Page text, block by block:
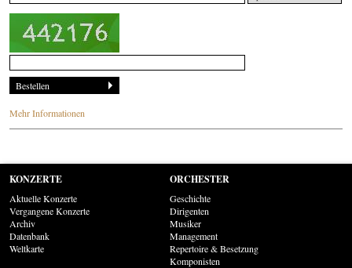
Mehr Informationen
KONZERTE
Aktuelle Konzerte
Vergangene Konzerte
Archiv
Datenbank
Weltkarte
ORCHESTER
Geschichte
Dirigenten
Musiker
Management
Repertoire & Besetzung
Komponisten